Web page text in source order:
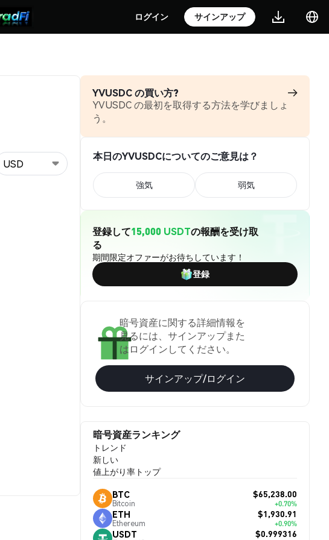
ログイン サインアップ
USD
YVUSDC の買い方?
YVUSDC の最初を取得する方法を学びましょ
う。
本日のYVUSDCについてのご意見は？
強気 弱気
登録して15,000 USDTの報酬を受け取
る
期間限定オファーがお待ちしています！
登録
暗号資産に関する詳細情報を
見るには、サインアップまた
はログインしてください。
サインアップ/ログイン
暗号資産ランキング
トレンド
新しい
値上がり率トップ
BTC
Bitcoin
$65,238.00
+0.70%
ETH
Ethereum
$1,930.91
+0.90%
USDT $0.999316